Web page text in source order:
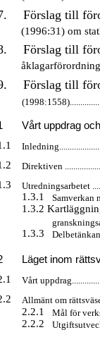
Förslag till
(1996:31) om
Förslag till
Förslag till
Vårt uppdrag
Direktiven
Utredningsarbetet
1.3.1 Samverkan
1.3.2
1.3.3
Läget inom
Vårt
Allmänt om
2.2.1 Mål för
2.2.2